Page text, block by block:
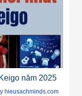
năm 2025
hieusachminds.com